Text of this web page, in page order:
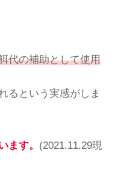
代の補助として使用
るという実感がしま
ます。 (2021.11.29現